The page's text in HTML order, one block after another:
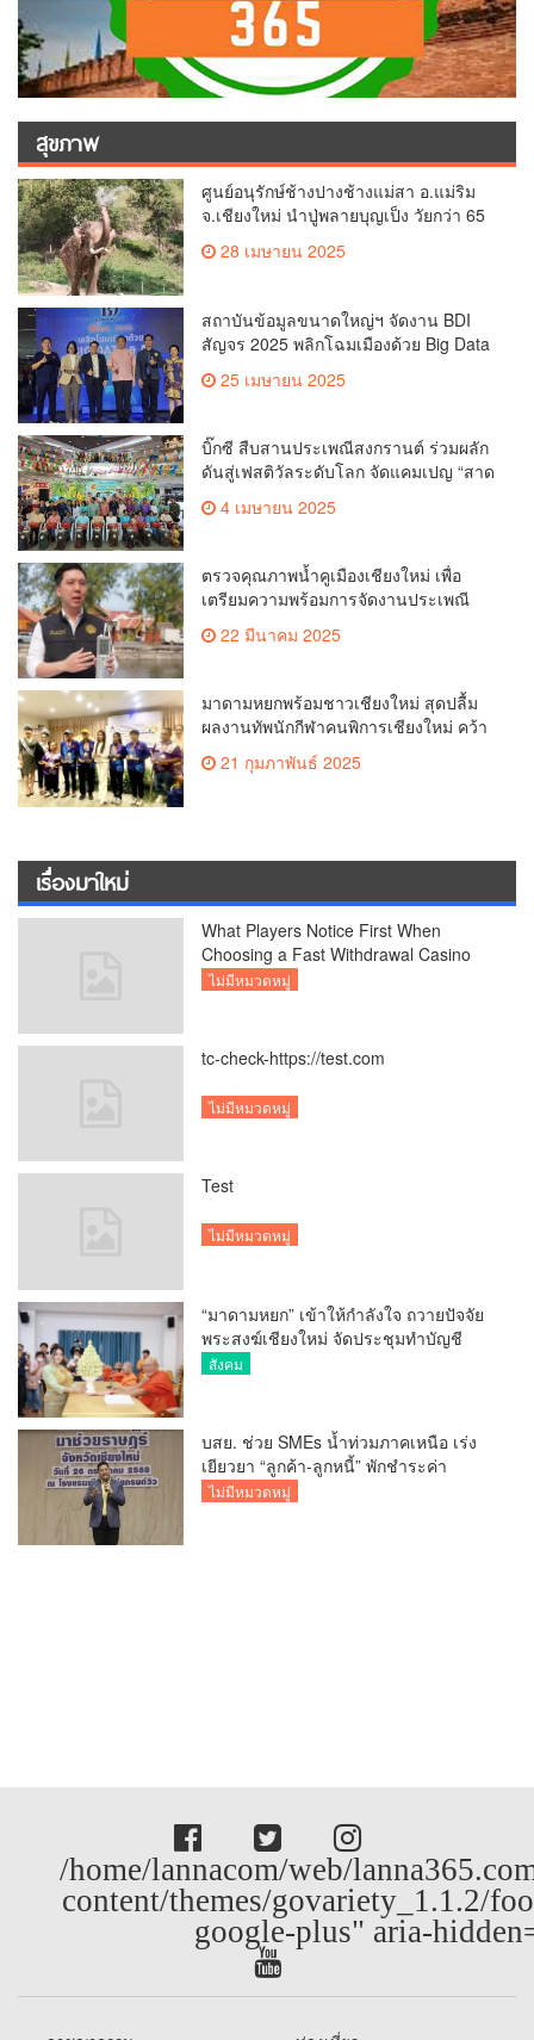
สุขภาพ
ศูนย์อนุรักษ์ช้างปางช้างแม่สา อ.แม่ริม
จ.เชียงใหม่ นำปู่พลายบุญเป็ง วัยกว่า 65
ปี เข้าสู่บ้านพักช้างชรา เพื่อพักผ่อนเต็มที่
28 เมษายน 2025
สถาบันข้อมูลขนาดใหญ่ฯ จัดงาน BDI
สัญจร 2025 พลิกโฉมเมืองด้วย Big Data
ข้อมูลเพื่อยกระดับเมือง สังคม และ
25 เมษายน 2025
บิ๊กซี สืบสานประเพณีสงกรานต์ ร่วมผลัก
ดันสู่เฟสติวัลระดับโลก จัดแคมเปญ “สาด
สูงสุด 50% กระตุ้นการเดินทางนักท่อง
2,132 ล้านบาท
4 เมษายน 2025
ตรวจคุณภาพน้ำคูเมืองเชียงใหม่ เพื่อ
เตรียมความพร้อมการจัดงานประเพณี
สงกรานต์ หรือป๋าเวณีปี๋ใหม่เมืองเจียงใหม่
ประจำปี 2568 บริเวณคูเมือง
22 มีนาคม 2025
มาดามหยกพร้อมชาวเชียงใหม่ สุดปลื้ม
ผลงานทัพนักกีฬาคนพิการเชียงใหม่ คว้า
เหรียญ “อัญมณีเกมส์”ที่จันทบุรีam
เชียงใหม่
21 กุมภาพันธ์ 2025
เรื่องมาใหม่
What Players Notice First When
Choosing a Fast Withdrawal Casino
UK
ไม่มีหมวดหมู่
tc-check-https://test.com
ไม่มีหมวดหมู่
Test
ไม่มีหมวดหมู่
“มาดามหยก” เข้าให้กำลังใจ ถวายปัจจัย
พระสงฆ์เชียงใหม่ จัดประชุมทำบัญชี
รายรับรายจ่ายของวัด กว่า 300 รูป ที่วัด
สังคม
บสย. ช่วย SMEs น้ำท่วมภาคเหนือ เร่ง
เยียวยา “ลูกค้า-ลูกหนี้” พักชำระค่า
ธรรมเนียม-ค่างวด
ไม่มีหมวดหมู่
/home/lannacom/web/
content/themes/govariety_1.1.2/
google-plus" aria-